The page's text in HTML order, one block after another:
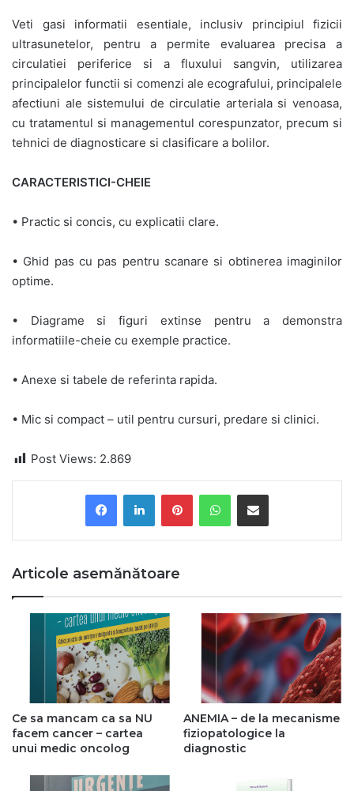
Veti gasi informatii esentiale, inclusiv principiul fizicii
ultrasunetelor, pentru a permite evaluarea precisa a
circulatiei periferice si a fluxului sangvin, utilizarea
principalelor functii si comenzi ale ecografului, principalele
afectiuni ale sistemului de circulatie arteriala si venoasa,
cu tratamentul si managementul corespunzator, precum si
tehnici de diagnosticare si clasificare a bolilor.
CARACTERISTICI-CHEIE
• Practic si concis, cu explicatii clare.
• Ghid pas cu pas pentru scanare si obtinerea imaginilor
optime.
• Diagrame si figuri extinse pentru a demonstra
informatiile-cheie cu exemple practice.
• Anexe si tabele de referinta rapida.
• Mic si compact – util pentru cursuri, predare si clinici.
Post Views: 2.869
Articole asemănătoare
Ce sa mancam ca sa NU
facem cancer – cartea
unui medic oncolog
ANEMIA – de la mecanisme
fiziopatologice la
diagnostic